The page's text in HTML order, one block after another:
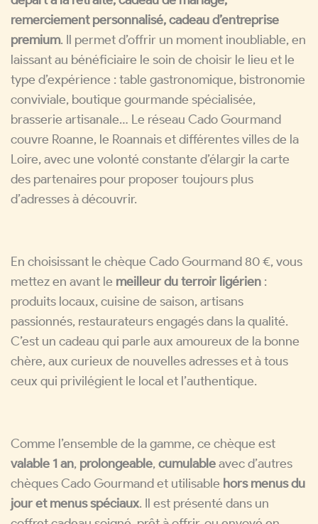
remerciement personnalisé, cadeau d’entreprise
premium. Il permet d’offrir un moment inoubliable, en
laissant au bénéficiaire le soin de choisir le lieu et le
type d’expérience : table gastronomique, bistronomie
conviviale, boutique gourmande spécialisée,
brasserie artisanale… Le réseau Cado Gourmand
couvre Roanne, le Roannais et différentes villes de la
Loire, avec une volonté constante d’élargir la carte
des partenaires pour proposer toujours plus
d’adresses à découvrir.
En choisissant le chèque Cado Gourmand 80 €, vous
mettez en avant le meilleur du terroir ligérien :
produits locaux, cuisine de saison, artisans
passionnés, restaurateurs engagés dans la qualité.
C’est un cadeau qui parle aux amoureux de la bonne
chère, aux curieux de nouvelles adresses et à tous
ceux qui privilégient le local et l’authentique.
Comme l’ensemble de la gamme, ce chèque est
valable 1 an, prolongeable,cumulableavec d’autres
chèques Cado Gourmand et utilisable hors menus du
jour et menus spéciaux. Il est présenté dans un